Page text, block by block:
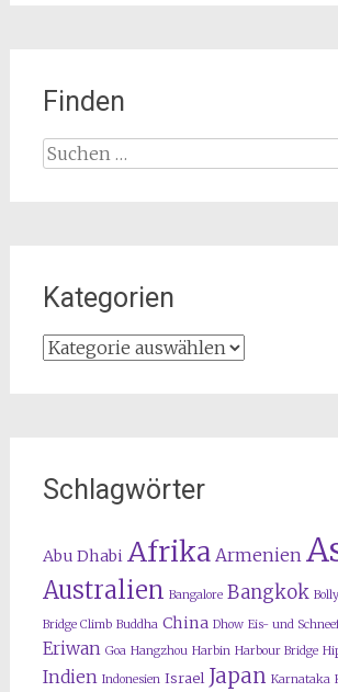
Finden
Suchen
nach:
Kategorien
Kategorien
Schlagwörter
Abu Dhabi Afrika Armenien
Australien Bangalore Bangkok
Bridge Climb Buddha China Dhow Eis- und
Eriwan Goa Hangzhou Harbin Harbour Bridge
Indien Indonesien Israel Japan Karnataka